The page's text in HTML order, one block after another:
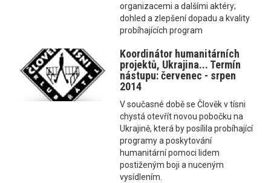
organizacemi a dalšími aktéry;
dohled a zlepšení dopadu a kvality
probíhajících program
Koordinátor humanitárních
projektů, Ukrajina... Termín
nástupu: červenec - srpen
2014
V současné době se Člověk v tísni
chystá otevřít novou pobočku na
Ukrajině, která by posílila probíhající
programy a poskytování
humanitární pomoci lidem
postiženým boji a nuceným
vysídlením.